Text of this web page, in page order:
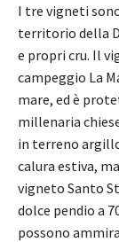
I tre vigneti
territorio della
e propri cru. Il
campeggio La
mare, ed è
millenaria
in terreno
calura estiva,
vigneto Santo
dolce pendio a
possono